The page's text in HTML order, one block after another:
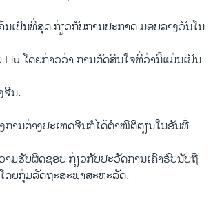
ເປັນທີ່ສຸດ ກ່ຽວກັບການປະກາດ ມອບລາງວັນໂນ
ໂດຍກ່າວວ່າ ການຕັດສິນໃຈທີ່ວ່ານີ້ແມ່ນເປັນ
ຈີນ.
ການຕ່າງປະເທດຈີນກໍໄດ້ຕຳໜິຕິຕຽນໃນອັນທີ່
ມຮັບຜິດຊອບ ກ່ຽວກັບປະວັດການເຄົາຣົບນັບຖື
ດຍກຸ່ມລັດຖະສະພາສະຫະລັດ.